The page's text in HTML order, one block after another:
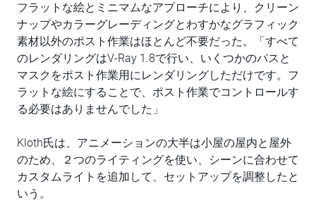
フラットな絵とミニマムなアプローチにより、クリーン
ナップやカラーグレーディングとわすかなグラフィック
素材以外のポスト作業はほとんど不要だった。「すべて
のレンダリングはV-Ray 1.8で行い、いくつかのパスと
マスクをポスト作業用にレンダリングしただけです。フ
ラットな絵にすることで、ポスト作業でコントロールす
る必要はありませんでした」
Kloth氏は、アニメーションの大半は小屋の屋内と屋外
のため、２つのライティングを使い、シーンに合わせて
カスタムライトを追加して、セットアップを調整したと
いう。